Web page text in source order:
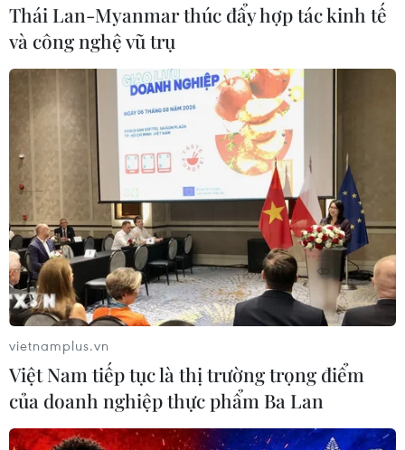
Thái Lan-Myanmar thúc đẩy hợp tác kinh tế
và công nghệ vũ trụ
vietnamplus.vn
Việt Nam tiếp tục là thị trường trọng điểm
của doanh nghiệp thực phẩm Ba Lan